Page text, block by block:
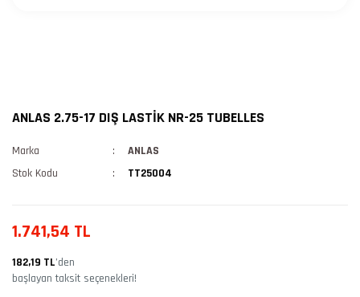
ANLAS 2.75-17 DIŞ LASTİK NR-25 TUBELLES
Marka
ANLAS
Stok Kodu
TT25004
1.741,54 TL
182,19 TL’den
başlayan taksit seçenekleri!